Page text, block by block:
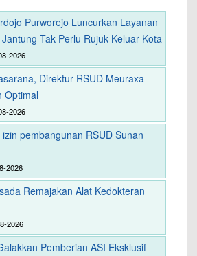
Purworejo Luncurkan Layanan
Tak Perlu Rujuk Keluar Kota
2026
Direktur RSUD Meuraxa
Optimal
2026
pembangunan RSUD Sunan
2026
Remajakan Alat Kedokteran
2026
Pemberian ASI Eksklusif